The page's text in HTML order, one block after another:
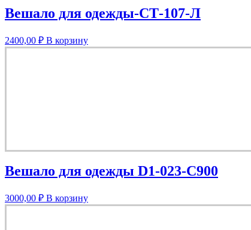
Вешало для одежды-СТ-107-Л
2400,00 ₽ В корзину
Вешало для одежды D1-023-C900
3000,00 ₽ В корзину